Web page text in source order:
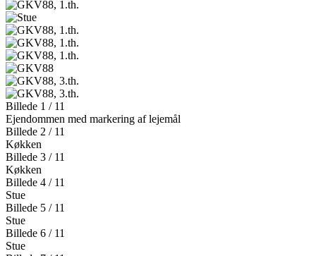
Billede 1 / 11
Ejendommen med markering af lejemål
Billede 2 / 11
Køkken
Billede 3 / 11
Køkken
Billede 4 / 11
Stue
Billede 5 / 11
Stue
Billede 6 / 11
Stue